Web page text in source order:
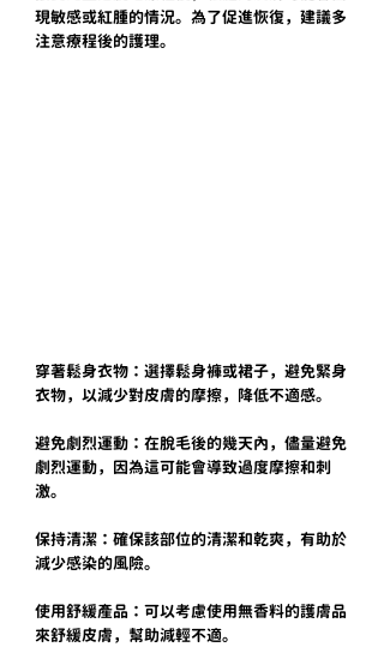
現敏感或紅腫的情況。為了促進恢復，建議多
注意療程後的護理。
穿著鬆身衣物：選擇鬆身褲或裙子，避免緊身
衣物，以減少對皮膚的摩擦，降低不適感。
避免劇烈運動：在脫毛後的幾天內，儘量避免
劇烈運動，因為這可能會導致過度摩擦和刺
激。
保持清潔：確保該部位的清潔和乾爽，有助於
減少感染的風險。
使用舒緩產品：可以考慮使用無香料的護膚品
來舒緩皮膚，幫助減輕不適。